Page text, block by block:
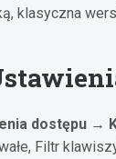
klasyczna
dostępu →
Filtr